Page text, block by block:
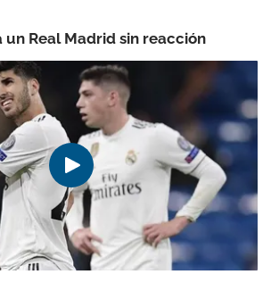
un Real Madrid sin reacción